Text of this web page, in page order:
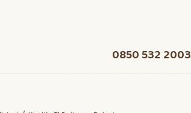
0850 532 2003